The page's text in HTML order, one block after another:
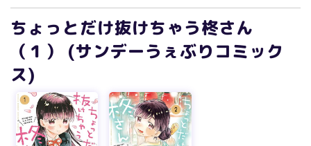
ちょっとだけ抜けちゃう柊さん
（１） (サンデーうぇぶりコミック
ス)